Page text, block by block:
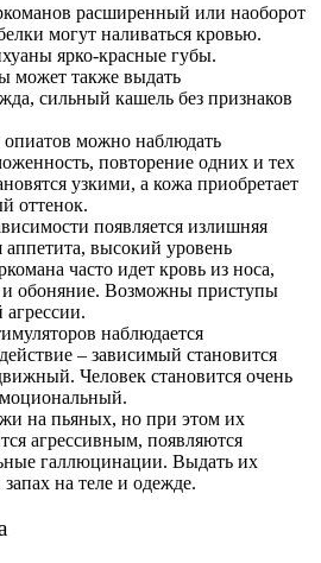
расширенный или наоборот
могут наливаться кровью.
ярко-красные губы.
может также выдать
сильный кашель без признаков
можно наблюдать
повторение одних и тех
узкими, а кожа приобретает
оттенок.
появляется излишняя
аппетита, высокий уровень
часто идет кровь из носа,
и обоняние. Возможны приступы
наблюдается
– зависимый становится
Человек становится очень
на пьяных, но при этом их
агрессивным, появляются
галлюцинации. Выдать их
на теле и одежде.